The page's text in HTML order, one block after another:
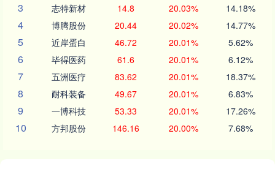
3 志特新材 14.8 20.03% 14.18%
4 博腾股份 20.44 20.02% 14.77%
5 近岸蛋白 46.72 20.01% 5.62%
6 毕得医药 61.6 20.01% 6.12%
7 五洲医疗 83.62 20.01% 18.37%
8 耐科装备 49.67 20.01% 6.83%
9 一博科技 53.33 20.01% 17.26%
10 方邦股份 146.16 20.00% 7.68%